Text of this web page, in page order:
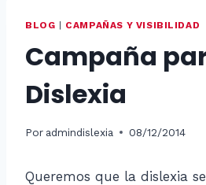
BLOG CAMPAÑAS Y VISIBILIDAD
Campaña
Dislexia
Por admindislexia 08/12/2014
Queremos que la dislexia